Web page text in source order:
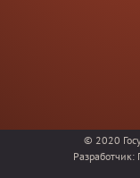
© 2020
Разработчик: